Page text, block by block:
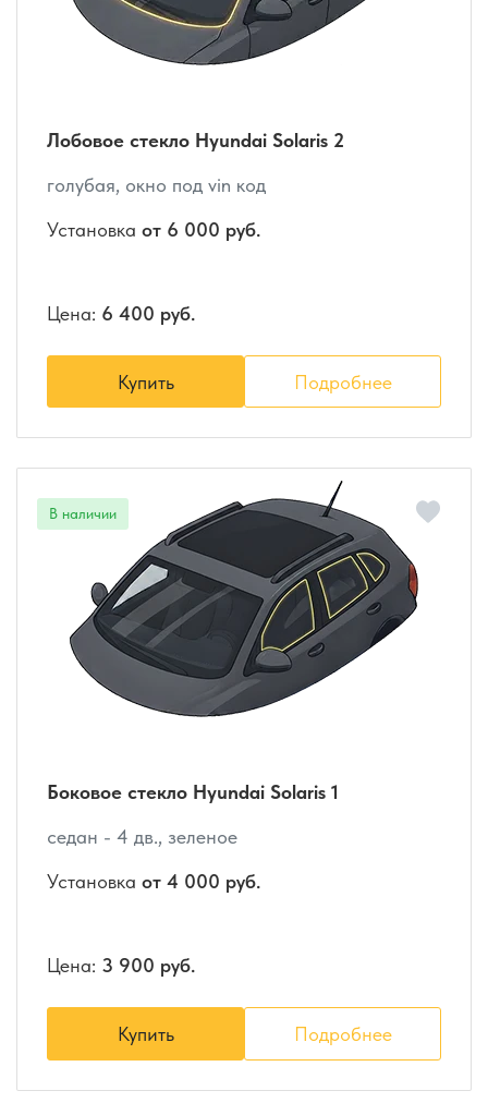
Лобовое стекло Hyundai Solaris 2
голубая, окно под vin код
Установка от 6 000 руб.
Цена: 6 400 руб.
Купить Подробнее
Боковое стекло Hyundai Solaris 1
седан - 4 дв., зеленое
Установка от 4 000 руб.
Цена: 3 900 руб.
Купить Подробнее